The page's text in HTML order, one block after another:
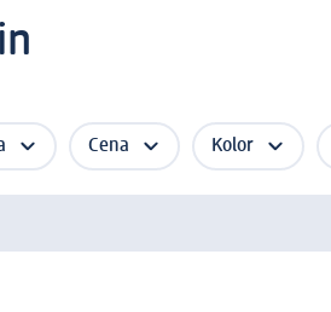
Cena Kolor